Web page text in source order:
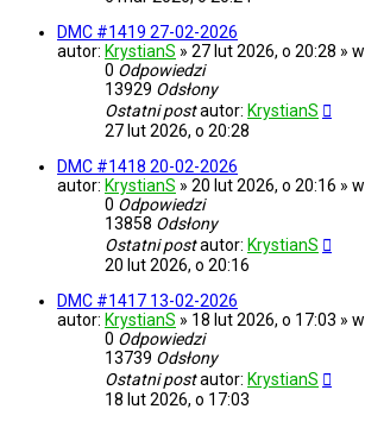
DMC #1419 27-02-2026
autor: KrystianS » 27 lut 2026, o 20:28 » w
0 Odpowiedzi
13929 Odsłony
Ostatni postautor: KrystianS
27 lut 2026, o 20:28
DMC #1418 20-02-2026
autor: KrystianS » 20 lut 2026, o 20:16 » w
0 Odpowiedzi
13858 Odsłony
Ostatni postautor: KrystianS
20 lut 2026, o 20:16
DMC #1417 13-02-2026
autor: KrystianS » 18 lut 2026, o 17:03 » w
0 Odpowiedzi
13739 Odsłony
Ostatni postautor: KrystianS
18 lut 2026, o 17:03